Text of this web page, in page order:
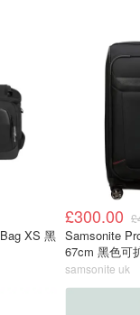
XS 黑
£300.00
Samsonite
67cm 黑色可
samsonite uk